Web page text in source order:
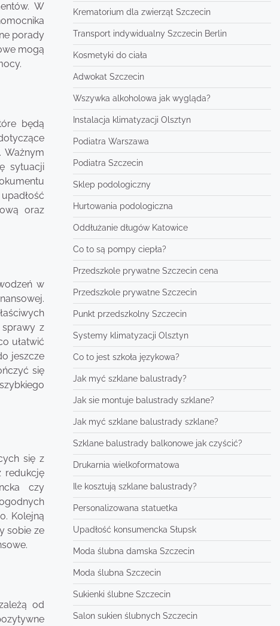
W
porady
mogą
będą
Ważnym
sytuacji
oraz
w
z
ułatwić
jeszcze
się
się z
redukcję
czy
Kolejną
sobie ze
od
Krematorium dla zwierząt Szczecin
Transport indywidualny Szczecin Berlin
Kosmetyki do ciała
Adwokat Szczecin
Wszywka alkoholowa jak wygląda?
Instalacja klimatyzacji Olsztyn
Podiatra Warszawa
Podiatra Szczecin
Sklep podologiczny
Hurtowania podologiczna
Oddłużanie długów Katowice
Co to są pompy ciepła?
Przedszkole prywatne Szczecin cena
Przedszkole prywatne Szczecin
Punkt przedszkolny Szczecin
Systemy klimatyzacji Olsztyn
Co to jest szkoła językowa?
Jak myć szklane balustrady?
Jak sie montuje balustrady szklane?
Jak myć szklane balustrady szklane?
Szklane balustrady balkonowe jak czyścić?
Drukarnia wielkoformatowa
Ile kosztują szklane balustrady?
Personalizowana statuetka
Upadłość konsumencka Słupsk
Moda ślubna damska Szczecin
Moda ślubna Szczecin
Sukienki ślubne Szczecin
Salon sukien ślubnych Szczecin